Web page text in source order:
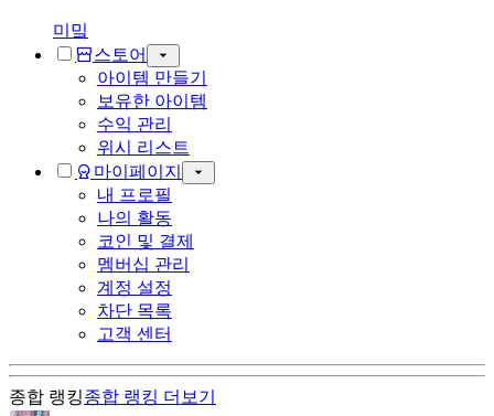
미밐
스토어
아이템 만들기
보유한 아이템
수익 관리
위시 리스트
마이페이지
내 프로필
나의 활동
코인 및 결제
멤버십 관리
계정 설정
차단 목록
고객 센터
종합 랭킹종합 랭킹 더보기